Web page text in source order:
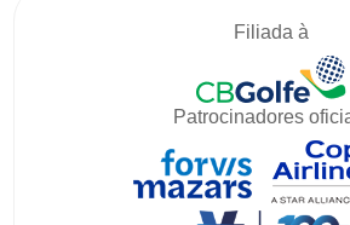
Filiada à
Patrocinadores